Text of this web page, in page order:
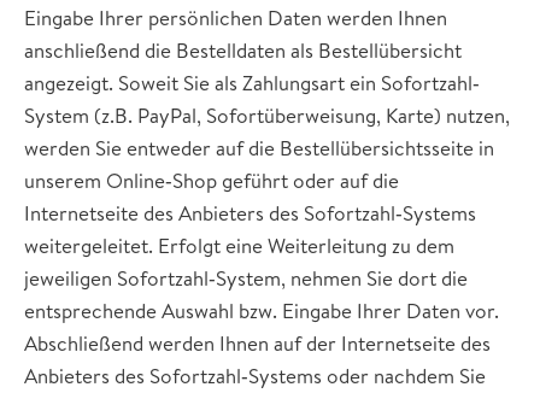
Eingabe Ihrer persönlichen Daten werden Ihnen
anschließend die Bestelldaten als Bestellübersicht
angezeigt. Soweit Sie als Zahlungsart ein Sofortzahl‐
System (z.B. PayPal, Sofortüberweisung, Karte) nutzen,
werden Sie entweder auf die Bestellübersichtsseite in
unserem Online‐Shop geführt oder auf die
Internetseite des Anbieters des Sofortzahl‐Systems
weitergeleitet. Erfolgt eine Weiterleitung zu dem
jeweiligen Sofortzahl‐System, nehmen Sie dort die
entsprechende Auswahl bzw. Eingabe Ihrer Daten vor.
Abschließend werden Ihnen auf der Internetseite des
Anbieters des Sofortzahl‐Systems oder nachdem Sie